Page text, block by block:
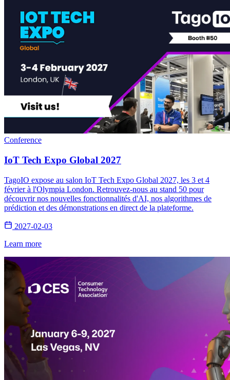
Conference
IoT Tech Expo Global 2027
TagoIO expose au salon IoT Tech Expo Global 2027, les 3 et 4
février à l'Olympia London. Retrouvez-nous au stand 50 pour
découvrir nos nouvelles fonctionnalités d'AI, nos algorithmes de
prédiction et des démonstrations en direct de la plateforme.
2027-02-03
Learn more